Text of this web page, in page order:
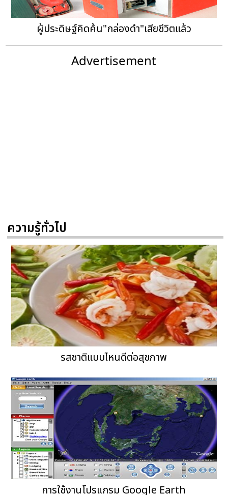
ผู้ประดิษฐ์คิดค้น"กล่องดำ"เสียชีวิตแล้ว
Advertisement
ความรู้ทั่วไป
รสชาติแบบไหนดีต่อสุขภาพ
การใช้งานโปรแกรม Google Earth